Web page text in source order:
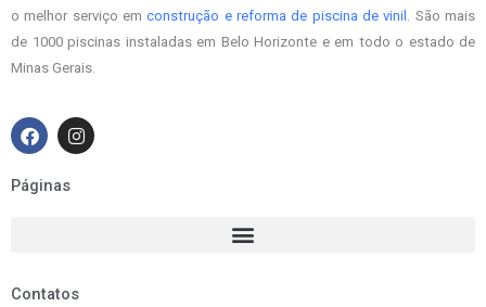
o melhor serviço emconstrução e reforma de piscina de vinil . São mais
de 1000 piscinas instaladas em Belo Horizonte e em todo o estado de
Minas Gerais.
F
a
e
b
I
n
Páginas
Contatos